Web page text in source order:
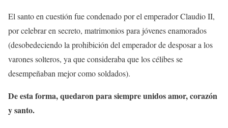
El santo en cuestión fue condenado por el emperador Claudio II,
por celebrar en secreto, matrimonios para jóvenes enamorados
(desobedeciendo la prohibición del emperador de desposar a los
varones solteros, ya que consideraba que los célibes se
desempeñaban mejor como soldados).
De esta forma, quedaron para siempre unidos amor, corazón
y santo.